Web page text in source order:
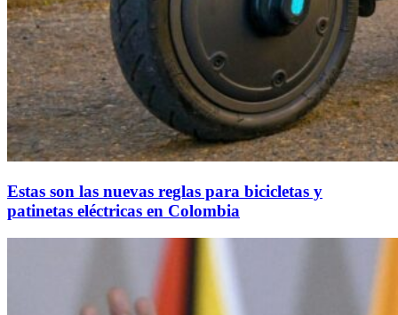
Estas son las nuevas reglas para bicicletas y
patinetas eléctricas en Colombia